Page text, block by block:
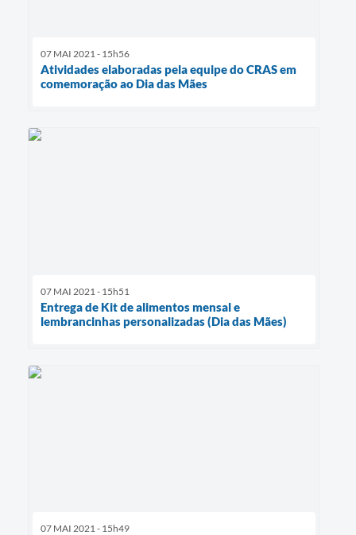
07 MAI 2021 - 15h56
Atividades elaboradas pela equipe do CRAS em
comemoração ao Dia das Mães
07 MAI 2021 - 15h51
Entrega de Kit de alimentos mensal e
lembrancinhas personalizadas (Dia das Mães)
07 MAI 2021 - 15h49